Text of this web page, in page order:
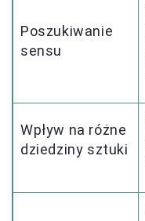
Poszukiwanie
sensu
Wpływ na różne
dziedziny sztuki